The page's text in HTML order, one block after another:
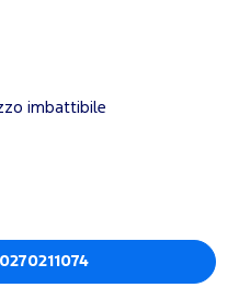
imbattibile